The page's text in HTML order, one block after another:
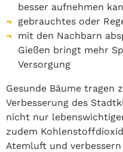
besser aufnehmen
gebrauchtes oder
mit den Nachbarn
Gießen bringt mehr
Versorgung
Gesunde Bäume tragen
Verbesserung des
nicht nur
zudem
Atemluft und